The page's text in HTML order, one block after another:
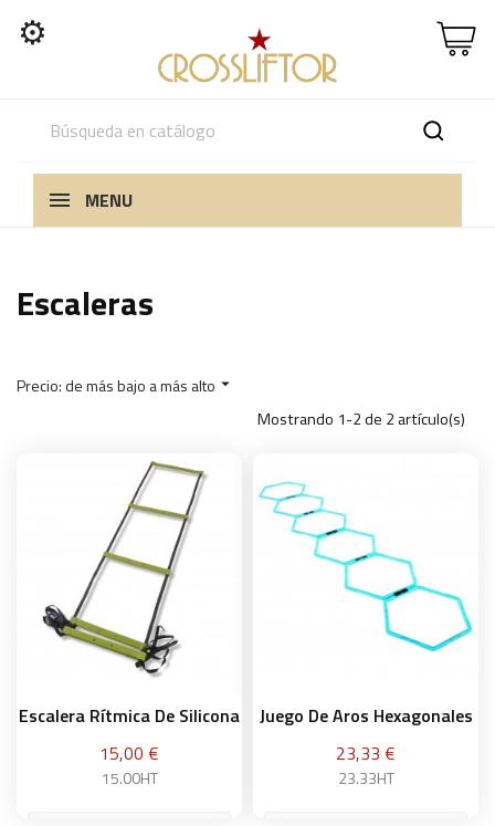
⚙
MENU
Escaleras
Precio: de más bajo a más alto 
Mostrando 1-2 de 2 artículo(s)
Escalera Rítmica De Silicona
Precio
15,00 €
15.00HT
Juego De Aros Hexagonales
Precio
23,33 €
23.33HT